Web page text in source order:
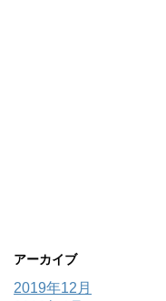
アーカイブ
2019年12月